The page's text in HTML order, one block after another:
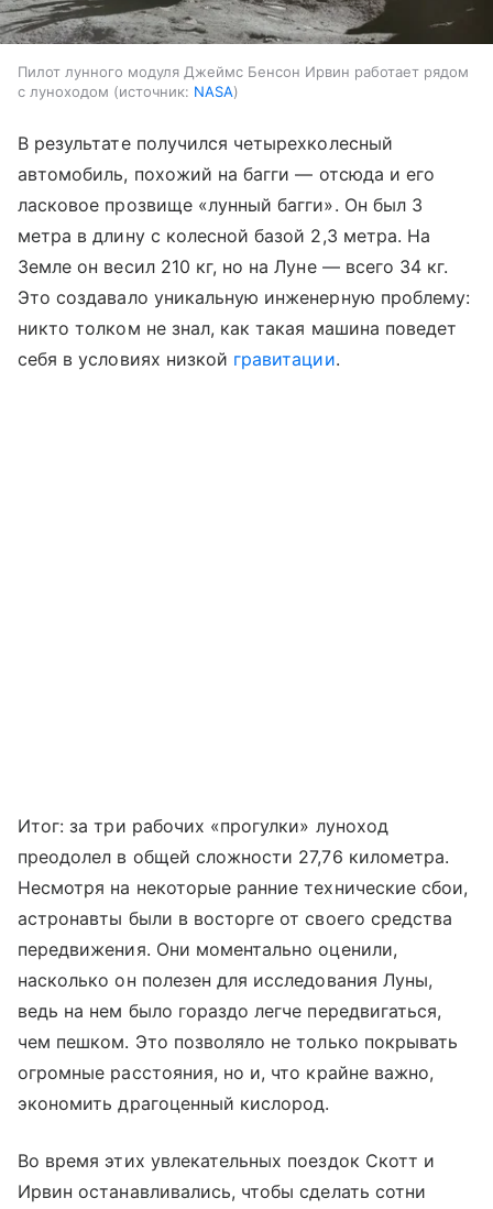
Пилот лунного модуля Джеймс Бенсон Ирвин работает рядом
с луноходом
источник: NASA
В результате получился четырехколесный
автомобиль, похожий на багги— отсюда и его
ласковое прозвище «лунный багги». Он был 3
метра в длину с колесной базой 2,3 метра. На
Земле он весил 210 кг, но на Луне —всего 34 кг.
Это создавало уникальную инженерную проблему:
никто толком не знал, как такая машина поведет
себя в условиях низкой гравитации.
Итог: за три рабочих «прогулки» луноход
преодолел в общей сложности 27,76 километра.
Несмотря на некоторые ранние технические сбои,
астронавты были в восторге от своего средства
передвижения. Они моментально оценили,
насколько он полезен для исследования Луны,
ведь на нем было гораздо легче передвигаться,
чем пешком. Это позволяло не только покрывать
огромные расстояния, но и, что крайне важно,
экономить драгоценный кислород.
Во время этих увлекательных поездок Скотт и
Ирвин останавливались, чтобы сделать сотни